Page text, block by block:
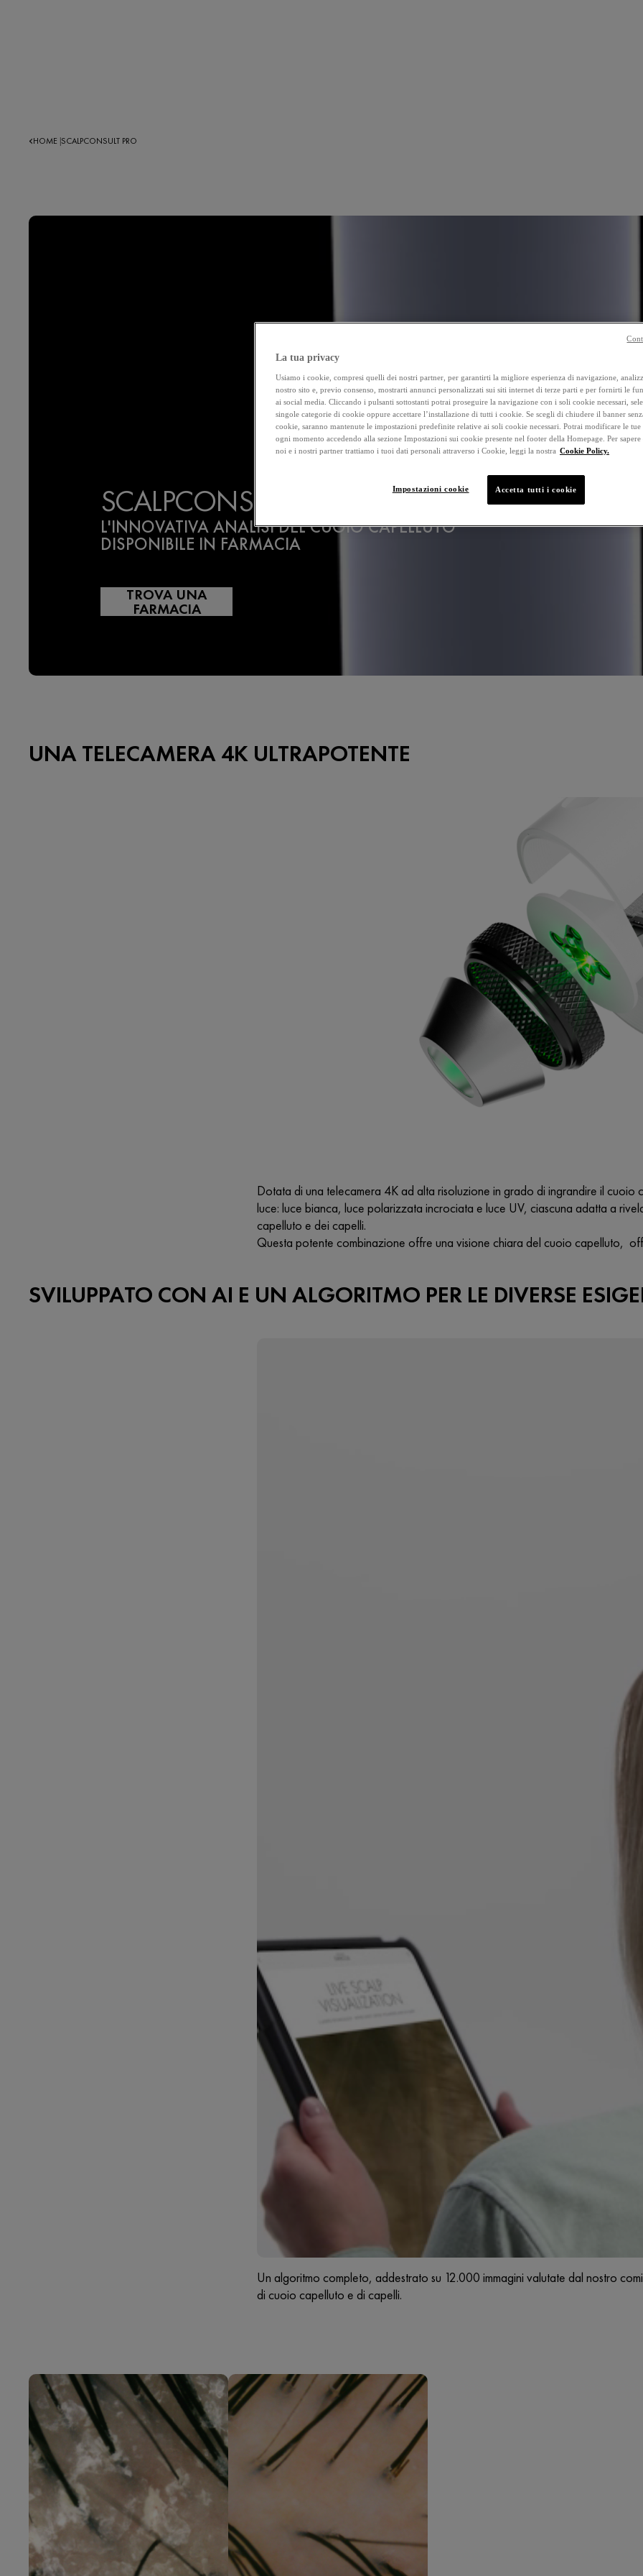
HOME SCALPCONSULT PRO
SCALPCONSULT PRO
L'INNOVATIVA ANALISI DEL CUOIO CAPELLUTO
DISPONIBILE IN FARMACIA
TROVA UNA
FARMACIA
UNA TELECAMERA 4K ULTRAPOTENTE
Dotata di una telecamera 4K ad alta risoluzione in grado di ingrandire il
luce: luce bianca, luce polarizzata incrociata e luce UV, ciascuna adatta a
capelluto e dei capelli.
Questa potente combinazione offre una visione chiara del cuoio capelluto,
SVILUPPATO CON AI E UN ALGORITMO PER LE DIVERSE
Un algoritmo completo, addestrato su 12.000 immagini valutate dal nostro
di cuoio capelluto e di capelli.
La tua privacy
Usiamo i cookie, compresi quelli dei nostri partner, per garantirti la migliore esperienza di navigazione,
nostro sito e, previo consenso, mostrarti annunci personalizzati sui siti internet di terze parti e per fornirti le
ai social media. Cliccando i pulsanti sottostanti potrai proseguire la navigazione con i soli cookie necessari,
singole categorie di cookie oppure accettare l’installazione di tutti i cookie. Se scegli di chiudere il banner
cookie, saranno mantenute le impostazioni predefinite relative ai soli cookie necessari. Potrai modificare le tue
ogni momento accedendo alla sezione Impostazioni sui cookie presente nel footer della Homepage. Per
noi e i nostri partner trattiamo i tuoi dati personali attraverso i Cookie, leggi la nostra Cookie Policy.
Impostazioni cookie Accetta tutti i cookie